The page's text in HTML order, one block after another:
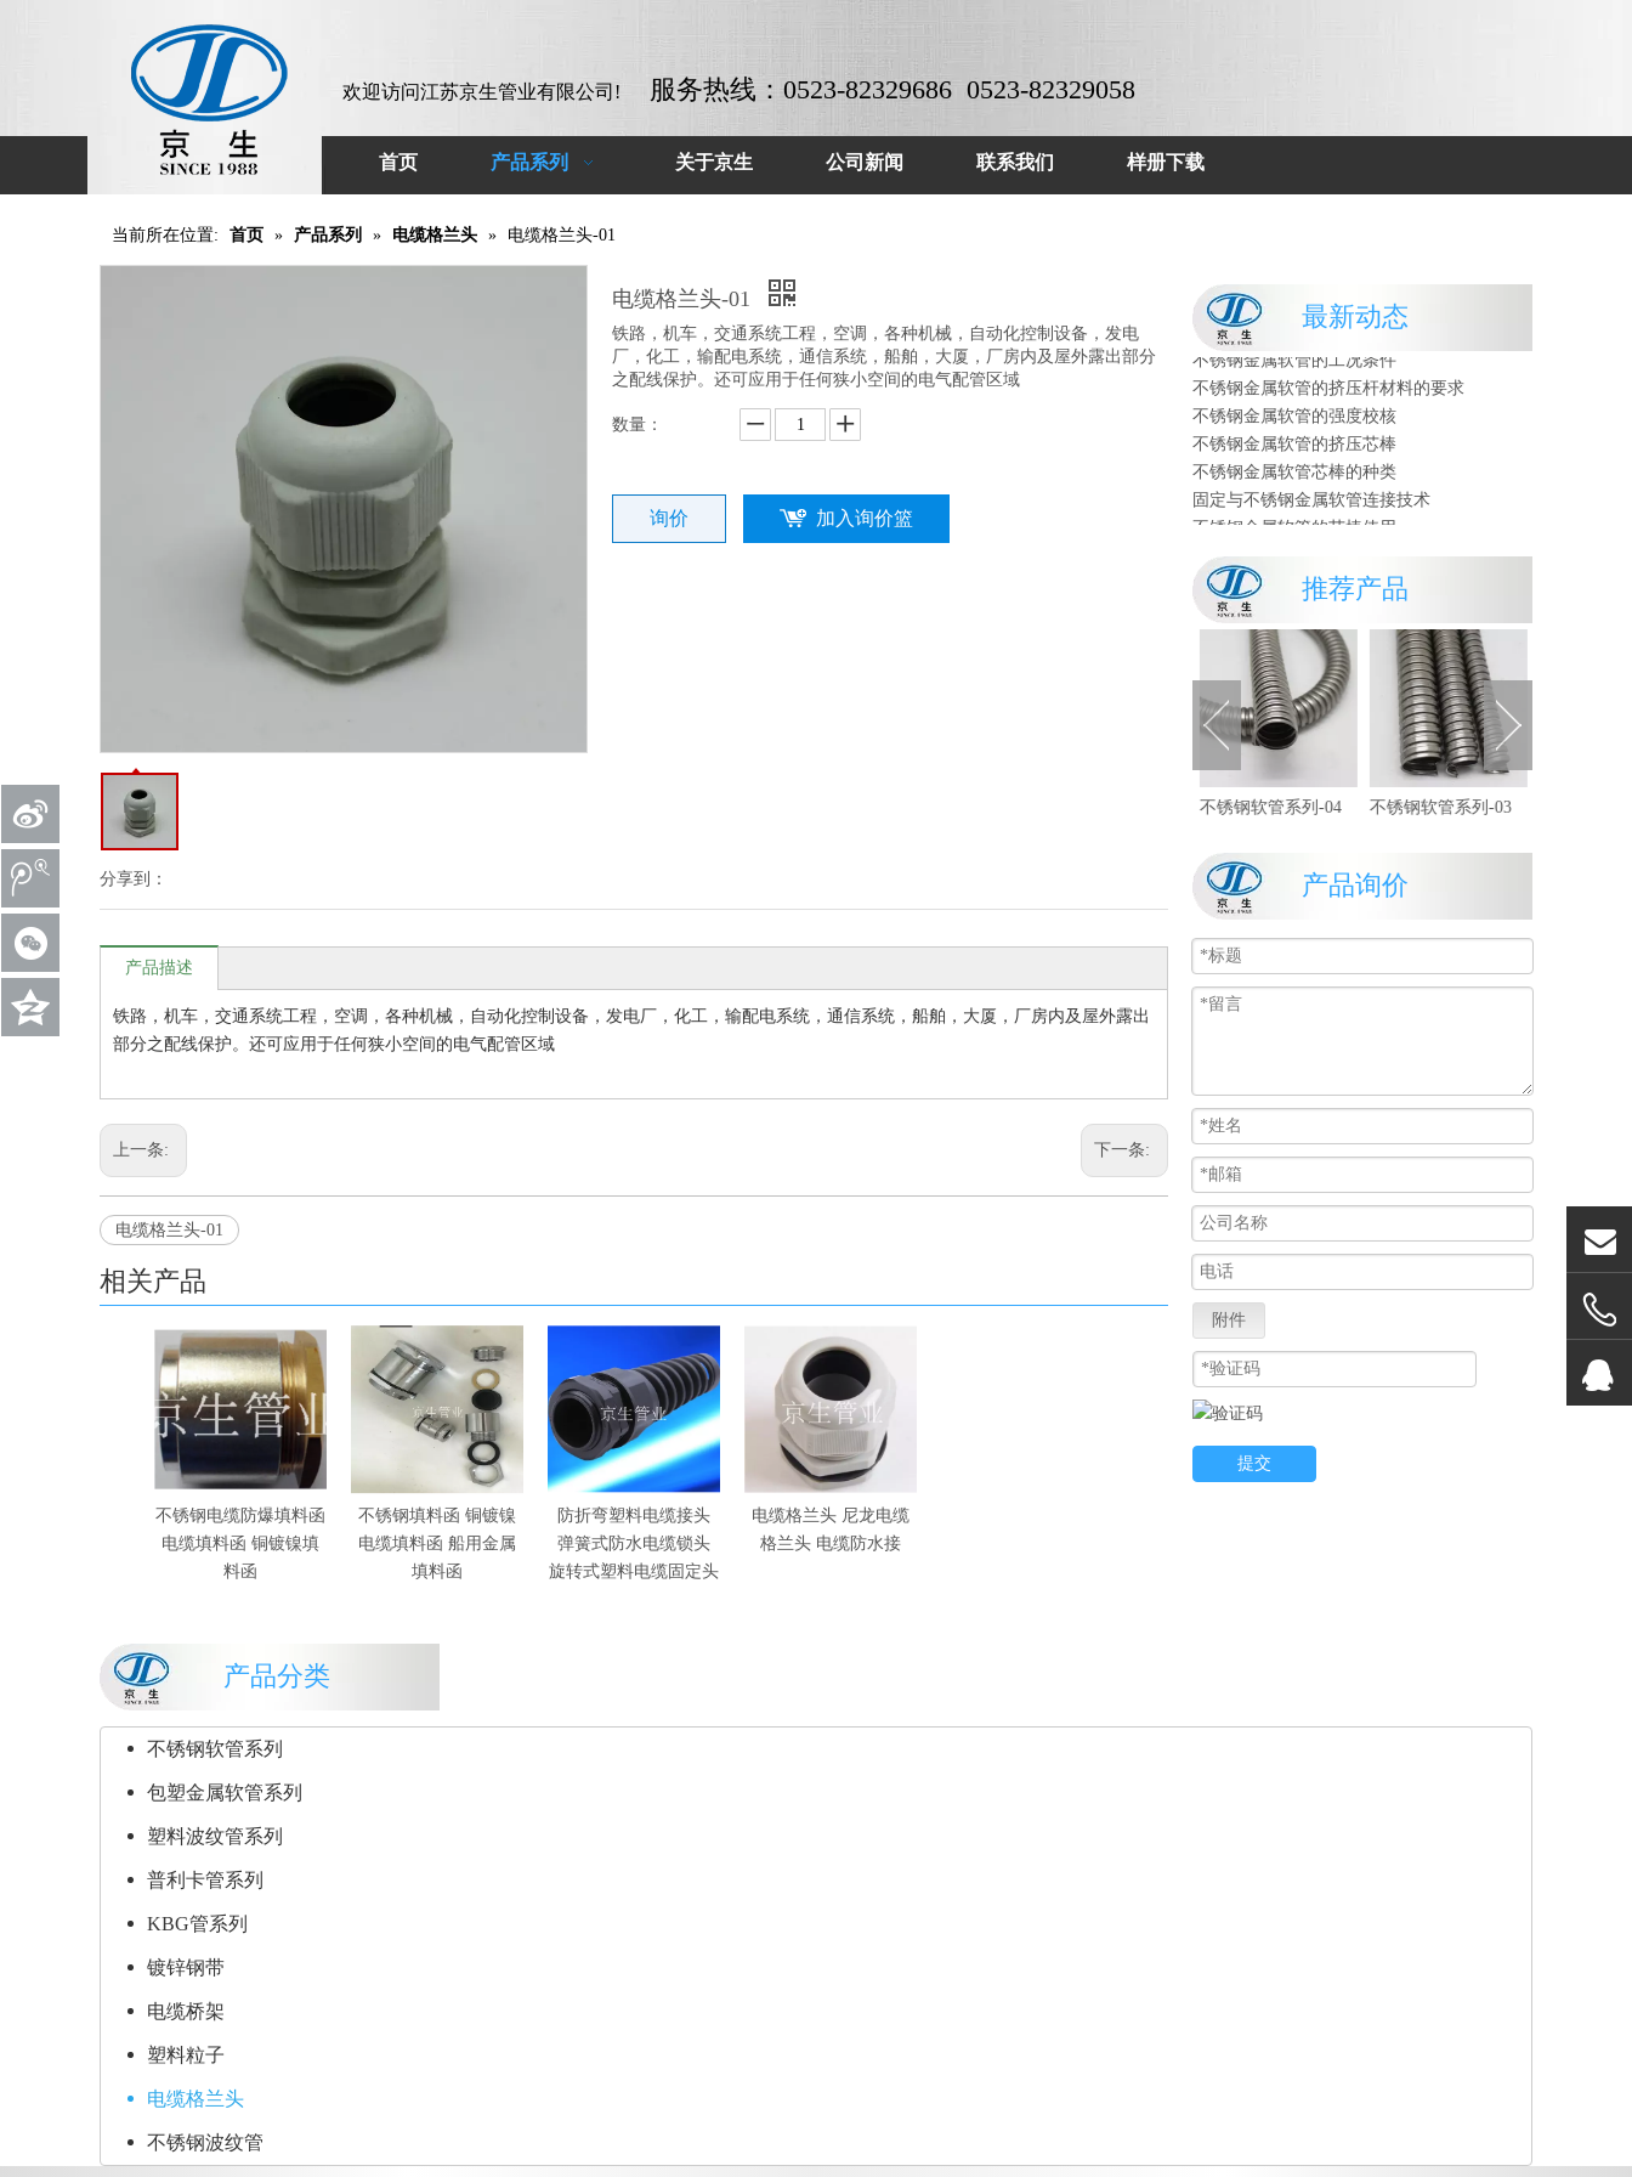
欢迎访问江苏京生管业有限公司! 服务热线：0523-82329686 0523-82329058
首页 产品系列 关于京生 公司新闻 联系我们 样册下载
当前所在位置: 首页 » 产品系列 » 电缆格兰头 » 电缆格兰头-01
分享到：
电缆格兰头-01
铁路，机车，交通系统工程，空调，各种机械，自动化控制设备，发电
厂，化工，输配电系统，通信系统，船舶，大厦，厂房内及屋外露出部分
之配线保护。还可应用于任何狭小空间的电气配管区域
数量：
询价 加入询价篮
产品描述
铁路，机车，交通系统工程，空调，各种机械，自动化控制设备，发电厂，化工，输配电系统，通信系统，船舶，大厦，厂房内及屋外露出
部分之配线保护。还可应用于任何狭小空间的电气配管区域
上一条: 下一条:
电缆格兰头-01
相关产品
不锈钢电缆防爆填料函
电缆填料函 铜镀镍填
料函
不锈钢填料函 铜镀镍
电缆填料函 船用金属
填料函
防折弯塑料电缆接头
弹簧式防水电缆锁头
旋转式塑料电缆固定头
电缆格兰头 尼龙电缆
格兰头 电缆防水接
最新动态
不锈钢金属软管的挤压杆种类
不锈钢金属软管芯棒对材料的要求
不锈钢金属软管的工况条件
不锈钢金属软管的挤压杆材料的要求
不锈钢金属软管的强度校核
不锈钢金属软管的挤压芯棒
不锈钢金属软管芯棒的种类
固定与不锈钢金属软管连接技术
不锈钢金属软管的芯棒使用
不锈钢金属软管的挤压杆种类
不锈钢金属软管芯棒对材料的要求
不锈钢金属软管的工况条件
推荐产品
不锈钢软管系列-04 不锈钢软管系列-03
产品询价
附件
提交
产品分类
不锈钢软管系列
包塑金属软管系列
塑料波纹管系列
普利卡管系列
KBG管系列
镀锌钢带
电缆桥架
塑料粒子
电缆格兰头
不锈钢波纹管